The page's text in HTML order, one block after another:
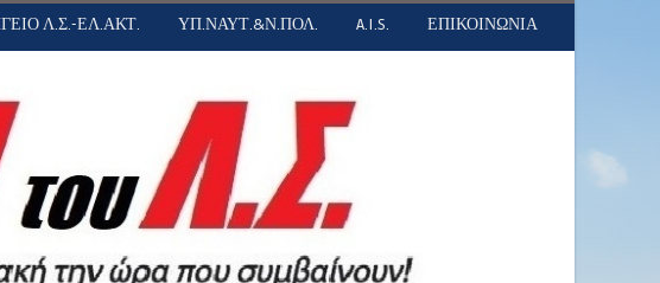
Λ.Σ.-ΕΛ.ΑΚΤ. ΥΠ.ΝΑΥΤ.&Ν.ΠΟΛ. A.I.S. ΕΠΙΚΟΙΝΩΝΙΑ